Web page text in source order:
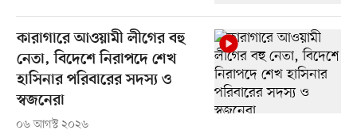
কারাগারে আওয়ামী লীগের বহু
নেতা, বিদেশে নিরাপদে শেখ
হাসিনার পরিবারের সদস্য ও
স্বজনেরা
০৬ আগস্ট ২০২৬